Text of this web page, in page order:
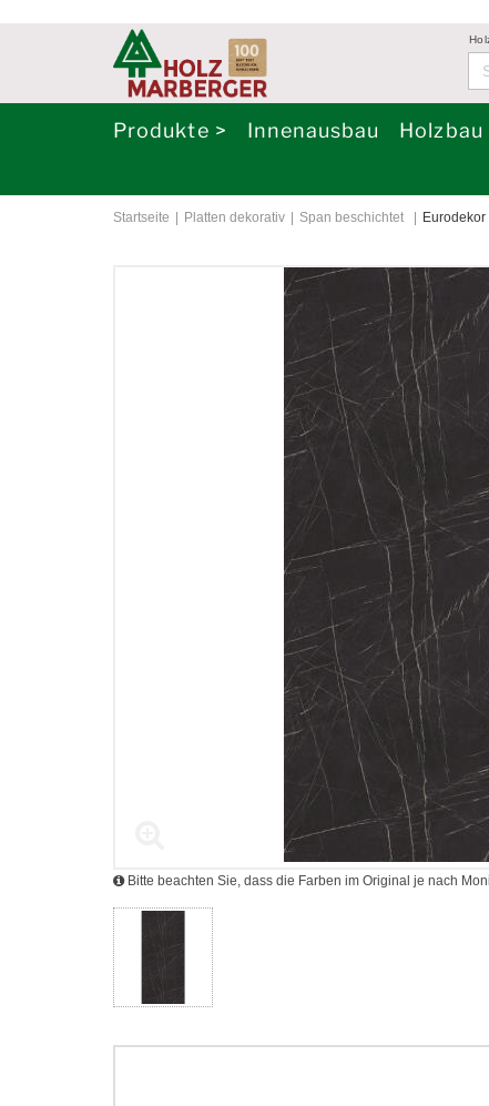
Produkte > Innenausbau Holzbau
Startseite Platten dekorativ Span beschichtet
Bitte beachten Sie, dass die Farben im Original je nach